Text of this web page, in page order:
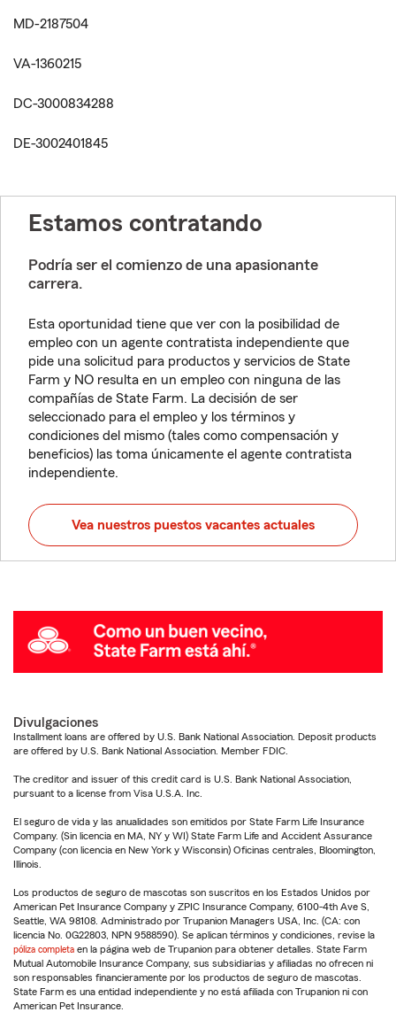
MD-2187504
VA-1360215
DC-3000834288
DE-3002401845
Estamos contratando
Podría ser el comienzo de una apasionante
carrera.
Esta oportunidad tiene que ver con la posibilidad de
empleo con un agente contratista independiente que
pide una solicitud para productos y servicios de State
Farm y NO resulta en un empleo con ninguna de las
compañías de State Farm. La decisión de ser
seleccionado para el empleo y los términos y
condiciones del mismo (tales como compensación y
beneficios) las toma únicamente el agente contratista
independiente.
Vea nuestros puestos vacantes actuales
Divulgaciones
Installment loans are offered by U.S. Bank National Association. Deposit products
are offered by U.S. Bank National Association. Member FDIC.
The creditor and issuer of this credit card is U.S. Bank National Association,
pursuant to a license from Visa U.S.A. Inc.
El seguro de vida y las anualidades son emitidos por State Farm Life Insurance
Company. (Sin licencia en MA, NY y WI) State Farm Life and Accident Assurance
Company (con licencia en New York y Wisconsin) Oficinas centrales, Bloomington,
Illinois.
Los productos de seguro de mascotas son suscritos en los Estados Unidos por
American Pet Insurance Company y ZPIC Insurance Company, 6100-4th Ave S,
Seattle, WA 98108. Administrado por Trupanion Managers USA, Inc. (CA: con
licencia No. 0G22803, NPN 9588590). Se aplican términos y condiciones, revise la
póliza completa en la página web de Trupanion para obtener detalles. State Farm
Mutual Automobile Insurance Company, sus subsidiarias y afiliadas no ofrecen ni
son responsables financieramente por los productos de seguro de mascotas.
State Farm es una entidad independiente y no está afiliada con Trupanion ni con
American Pet Insurance.